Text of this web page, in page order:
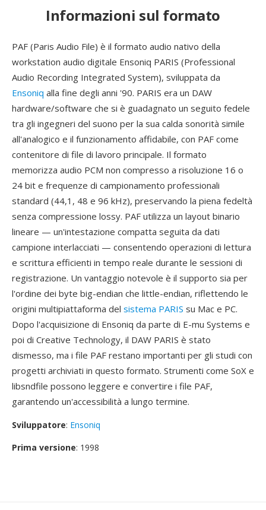
Informazioni sul formato
PAF (Paris Audio File) è il formato audio nativo della
workstation audio digitale Ensoniq PARIS (Professional
Audio Recording Integrated System), sviluppata da
Ensoniq alla fine degli anni '90. PARIS era un DAW
hardware/software che si è guadagnato un seguito fedele
tra gli ingegneri del suono per la sua calda sonorità simile
all'analogico e il funzionamento affidabile, con PAF come
contenitore di file di lavoro principale. Il formato
memorizza audio PCM non compresso a risoluzione 16 o
24 bit e frequenze di campionamento professionali
standard (44,1, 48 e 96 kHz), preservando la piena fedeltà
senza compressione lossy. PAF utilizza un layout binario
lineare — un'intestazione compatta seguita da dati
campione interlacciati — consentendo operazioni di lettura
e scrittura efficienti in tempo reale durante le sessioni di
registrazione. Un vantaggio notevole è il supporto sia per
l'ordine dei byte big-endian che little-endian, riflettendo le
origini multipiattaforma del sistema PARIS su Mac e PC.
Dopo l'acquisizione di Ensoniq da parte di E-mu Systems e
poi di Creative Technology, il DAW PARIS è stato
dismesso, ma i file PAF restano importanti per gli studi con
progetti archiviati in questo formato. Strumenti come SoX e
libsndfile possono leggere e convertire i file PAF,
garantendo un'accessibilità a lungo termine.
Sviluppatore: Ensoniq
Prima versione: 1998